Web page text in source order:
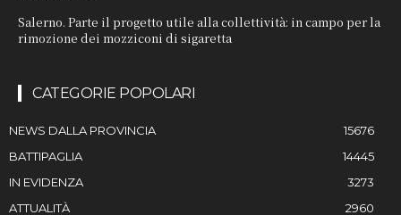
Salerno. Parte il progetto utile alla collettività: in campo per la
rimozione dei mozziconi di sigaretta
CATEGORIE POPOLARI
NEWS DALLA PROVINCIA
15676
BATTIPAGLIA
14445
IN EVIDENZA
3273
ATTUALITÀ
2960